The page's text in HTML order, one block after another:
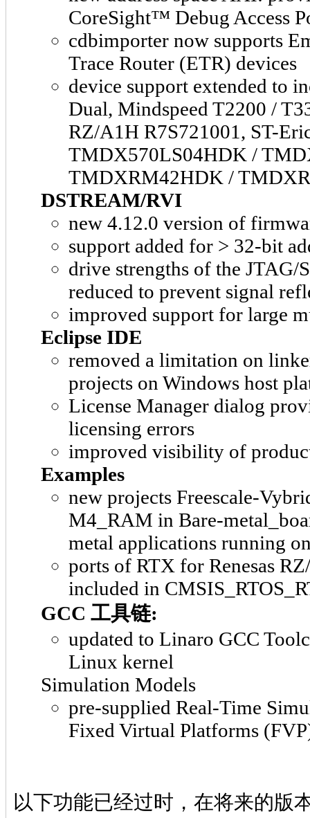
CoreSight™ Debug Access
cdbimporter now supports
Trace Router (ETR) devices
device support extended to
Dual, Mindspeed T2200 /
RZ/A1H R7S721001, ST-
TMDX570LS04HDK /
TMDXRM42HDK /
DSTREAM/RVI
new 4.12.0 version of
support added for > 32-bit
drive strengths of the JTAG/
reduced to prevent signal
improved support for large
Eclipse IDE
removed a limitation on
projects on Windows host
License Manager dialog
licensing errors
improved visibility of
Examples
new projects Freescale-
M4_RAM in Bare-
metal applications running
ports of RTX for Renesas
included in
GCC 工具链:
updated to Linaro GCC
Linux kernel
Simulation Models
pre-supplied Real-Time
Fixed Virtual Platforms
以下功能已经过时，在将来的版